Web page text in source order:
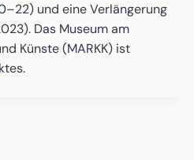
und eine Verlängerung
Das Museum am
Künste (MARKK) ist